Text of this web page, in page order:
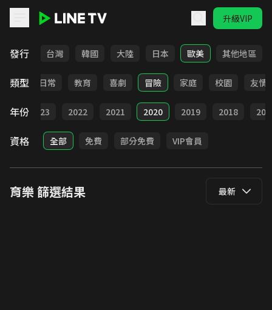
升級VIP
發行
全部 台灣 韓國 大陸 日本 歐美 其他地區
類型
卡通 日常 教育 喜劇 冒險 家庭 校園 友情
年份 2023 2022 2021 2020 2019 2018
資格 全部 免費 部分免費 VIP會員
育樂篩選結果 最新